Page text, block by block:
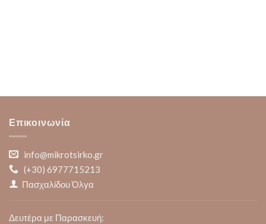
Επικοινωνία
info@mikrotsirko.gr
(+30) 6977715213
Πασχαλίδου Όλγα
Δευτέρα με Παρασκευή: